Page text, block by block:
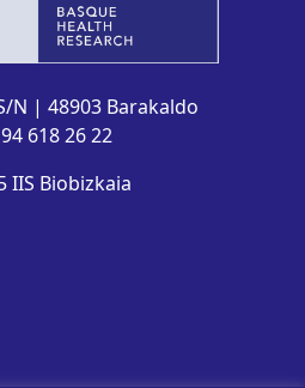
N | 48903 Barakaldo
618 26 22
IIS Biobizkaia